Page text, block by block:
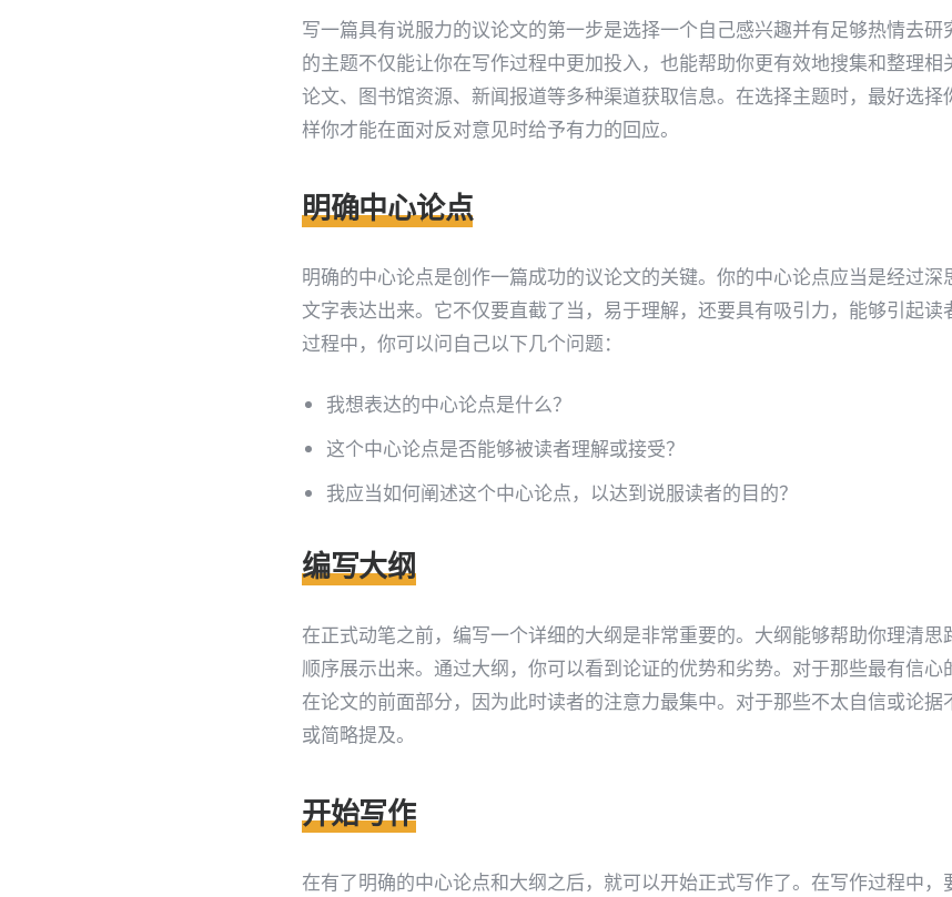
写一篇具有说服力的议论文的第一步是选择一个自己感兴趣并有足够热情去
的主题不仅能让你在写作过程中更加投入，也能帮助你更有效地搜集和整理
论文、图书馆资源、新闻报道等多种渠道获取信息。在选择主题时，最好选
样你才能在面对反对意见时给予有力的回应。
明确中心论点
明确的中心论点是创作一篇成功的议论文的关键。你的中心论点应当是经过
文字表达出来。它不仅要直截了当，易于理解，还要具有吸引力，能够引起
过程中，你可以问自己以下几个问题：
我想表达的中心论点是什么？
这个中心论点是否能够被读者理解或接受？
我应当如何阐述这个中心论点，以达到说服读者的目的？
编写大纲
在正式动笔之前，编写一个详细的大纲是非常重要的。大纲能够帮助你理清
顺序展示出来。通过大纲，你可以看到论证的优势和劣势。对于那些最有信
在论文的前面部分，因为此时读者的注意力最集中。对于那些不太自信或论
或简略提及。
开始写作
在有了明确的中心论点和大纲之后，就可以开始正式写作了。在写作过程中